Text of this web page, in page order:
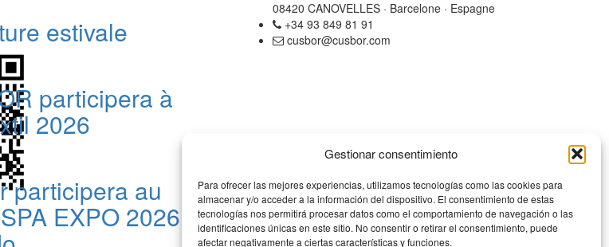
Gestionar consentimiento
Para ofrecer las mejores experiencias, utilizamos tecnologías como las cookies para
almacenar y/o acceder a la información del dispositivo. El consentimiento de estas
tecnologías nos permitirá procesar datos como el comportamiento de navegación o las
identificaciones únicas en este sitio. No consentir o retirar el consentimiento, puede
afectar negativamente a ciertas características y funciones.
estivale
participera à
2026
participera au
EXPO 2026 à
08420 CANOVELLES · Barcelone · Espagne
+34 93 849 81 91
cusbor@cusbor.com